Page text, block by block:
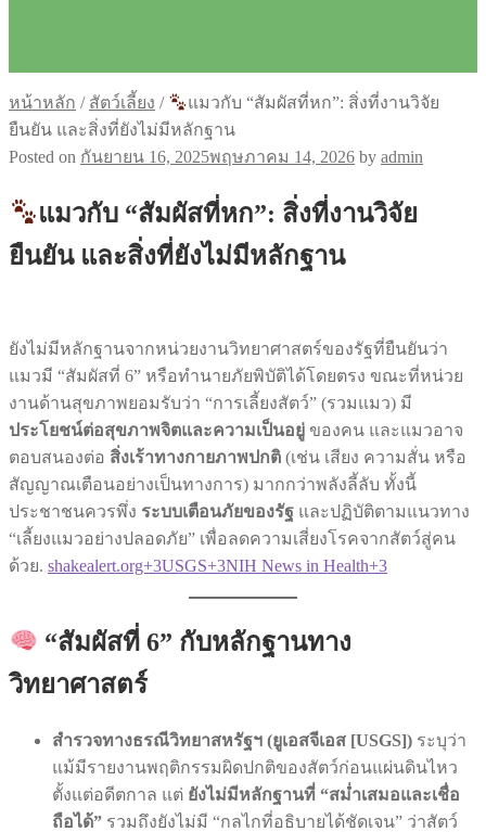
หน้าหลัก / สัตว์เลี้ยง /
แมวกับ “สัมผัสที่หก”: สิ่งที่งานวิจัย
ยืนยัน และสิ่งที่ยังไม่มีหลักฐาน
Posted on กันยายน 16, 2025พฤษภาคม 14, 2026 by admin
แมวกับ “สัมผัสที่หก”: สิ่งที่งานวิจัย
ยืนยัน และสิ่งที่ยังไม่มีหลักฐาน
ยังไม่มีหลักฐานจากหน่วยงานวิทยาศาสตร์ของรัฐที่ยืนยันว่า
แมวมี “สัมผัสที่ 6” หรือทำนายภัยพิบัติได้โดยตรง ขณะที่หน่วย
งานด้านสุขภาพยอมรับว่า “การเลี้ยงสัตว์” (รวมแมว) มี
ประโยชน์ต่อสุขภาพจิตและความเป็นอยู่ ของคน และแมวอาจ
ตอบสนองต่อ สิ่งเร้าทางกายภาพปกติ (เช่น เสียง ความสั่น หรือ
สัญญาณเตือนอย่างเป็นทางการ) มากกว่าพลังลี้ลับ ทั้งนี้
ประชาชนควรพึ่ง ระบบเตือนภัยของรัฐ และปฏิบัติตามแนวทาง
“เลี้ยงแมวอย่างปลอดภัย” เพื่อลดความเสี่ยงโรคจากสัตว์สู่คน
ด้วย. shakealert.org+3USGS+3NIH News in Health+3
“สัมผัสที่ 6” กับหลักฐานทาง
วิทยาศาสตร์
สำรวจทางธรณีวิทยาสหรัฐฯ (ยูเอสจีเอส [USGS]) ระบุว่า
แม้มีรายงานพฤติกรรมผิดปกติของสัตว์ก่อนแผ่นดินไหว
ตั้งแต่อดีตกาล แต่ ยังไม่มีหลักฐานที่ “สม่ำเสมอและเชื่อ
ถือได้” รวมถึงยังไม่มี “กลไกที่อธิบายได้ชัดเจน” ว่าสัตว์